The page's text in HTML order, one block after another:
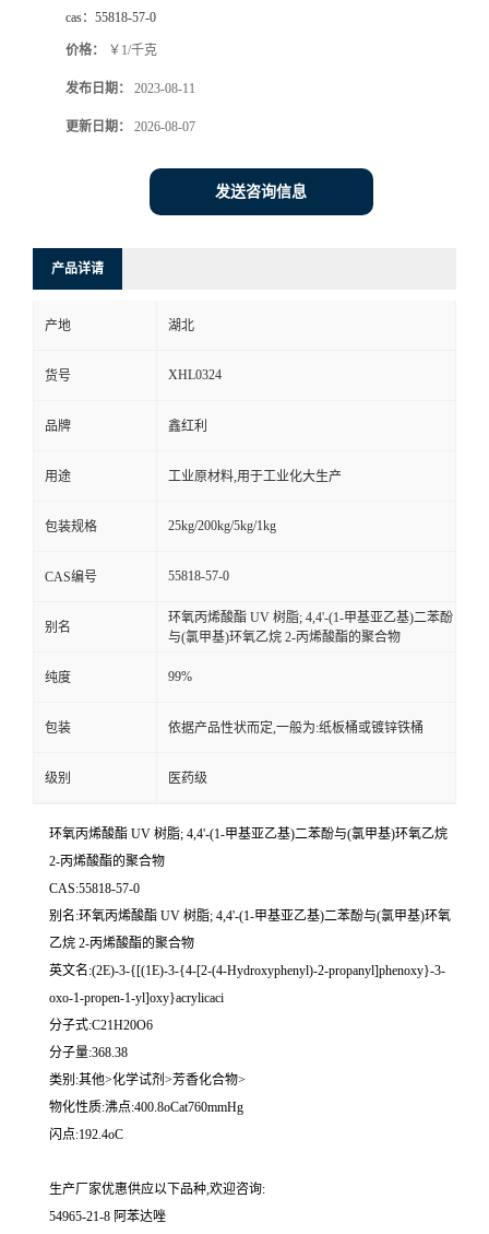
cas： 55818-57-0
价格： ￥1/千克
发布日期： 2023-08-11
更新日期： 2026-08-07
发送咨询信息
产品详请
产地 湖北
货号 XHL0324
品牌 鑫红利
用途 工业原材料,用于工业化大生产
包装规格 25kg/200kg/5kg/1kg
CAS编号 55818-57-0
别名
环氧丙烯酸酯 UV 树脂; 4,4'-(1-甲基亚乙基)二苯酚
与(氯甲基)环氧乙烷 2-丙烯酸酯的聚合物
纯度 99%
包装 依据产品性状而定,一般为:纸板桶或镀锌铁桶
级别 医药级
环氧丙烯酸酯 UV 树脂; 4,4'-(1-甲基亚乙基)二苯酚与(氯甲基)环氧乙烷
2-丙烯酸酯的聚合物
CAS:55818-57-0
别名:环氧丙烯酸酯 UV 树脂; 4,4'-(1-甲基亚乙基)二苯酚与(氯甲基)环氧
乙烷 2-丙烯酸酯的聚合物
英文名:(2E)-3-{[(1E)-3-{4-[2-(4-Hydroxyphenyl)-2-propanyl]phenoxy}-3-
oxo-1-propen-1-yl]oxy}acrylicaci
分子式:C21H20O6
分子量:368.38
类别:其他>化学试剂>芳香化合物>
物化性质:沸点:400.8oCat760mmHg
闪点:192.4oC
生产厂家优惠供应以下品种,欢迎咨询:
54965-21-8 阿苯达唑